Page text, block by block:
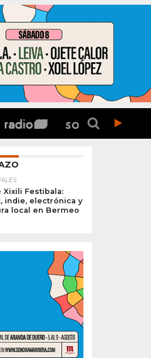
Xixili Festibala:
indie, electrónica y
local en Bermeo